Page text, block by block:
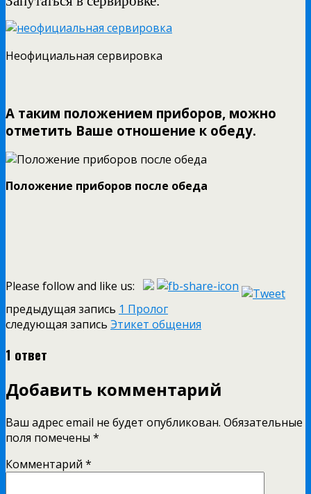
Неофициальная сервировка
А таким положением приборов, можно
отметить Ваше отношение к обеду.
Положение приборов после обеда
Please follow and like us:
предыдущая запись 1 Пролог
следующая запись Этикет общения
1 ответ
Добавить комментарий
Ваш адрес email не будет опубликован. Обязательные
поля помечены *
Комментарий *